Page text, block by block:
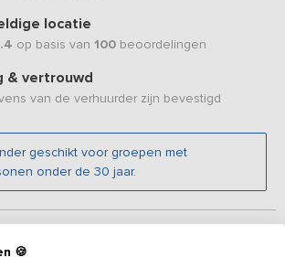
locatie
op basis van 100 beoordelingen
& vertrouwd
van de verhuurder zijn bevestigd
geschikt voor groepen met
onder de 30 jaar.
🍪